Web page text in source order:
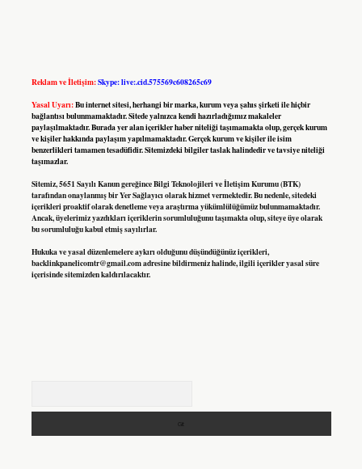
Reklam ve İletişim:Skype: live:.cid.575569c608265c69
Yasal Uyarı:Bu internet sitesi, herhangi bir marka, kurum veya şahıs şirketi ile hiçbir
bağlantısı bulunmamaktadır. Sitede yalnızca kendi hazırladığımız makaleler
paylaşılmaktadır. Burada yer alan içerikler haber niteliği taşımamakta olup, gerçek kurum
ve kişiler hakkında paylaşım yapılmamaktadır. Gerçek kurum ve kişiler ile isim
benzerlikleri tamamen tesadüfidir. Sitemizdeki bilgiler taslak halindedir ve tavsiye niteliği
taşımazlar.
Sitemiz, 5651 Sayılı Kanun gereğince Bilgi Teknolojileri ve İletişim Kurumu (BTK)
tarafından onaylanmış bir Yer Sağlayıcı olarak hizmet vermektedir. Bu nedenle, sitedeki
içerikleri proaktif olarak denetleme veya araştırma yükümlülüğümüz bulunmamaktadır.
Ancak, üyelerimiz yazdıkları içeriklerin sorumluluğunu taşımakta olup, siteye üye olarak
bu sorumluluğu kabul etmiş sayılırlar.
Hukuka ve yasal düzenlemelere aykırı olduğunu düşündüğünüz içerikleri,
backlinkpanelicomtr@gmail.comadresine bildirmeniz halinde, ilgili içerikler yasal süre
içerisinde sitemizden kaldırılacaktır.